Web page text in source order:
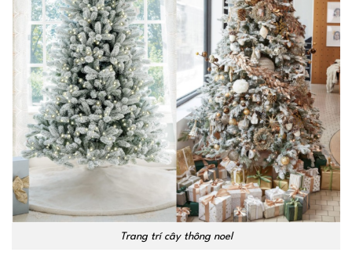
Trang trí cây thông noel